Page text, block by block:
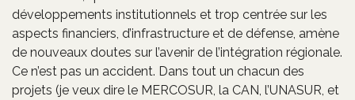
développements institutionnels et trop centrée sur les
aspects financiers, d’infrastructure et de défense, amène
de nouveaux doutes sur l’avenir de l’intégration régionale.
Ce n’est pas un accident. Dans tout un chacun des
projets (je veux dire le MERCOSUR, la CAN, l’UNASUR, et